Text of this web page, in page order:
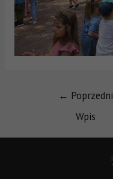
← Poprzedni
Wpis